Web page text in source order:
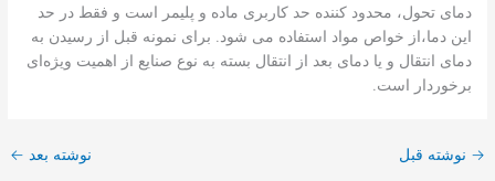
دمای تحول، محدود کننده حد کاربری ماده و پلیمر است و فقط در حد
این دما،از خواص مواد استفاده می شود. برای نمونه قبل از رسیدن به
دمای انتقال و یا دمای بعد از انتقال بسته به نوع صنایع از اهمیت ویژه‌ای
برخوردار است.
→ نوشته قبل نوشته بعد ←